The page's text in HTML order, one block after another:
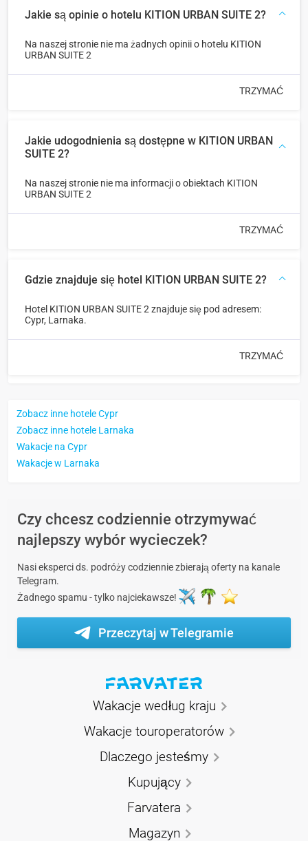
Jakie są opinie o hotelu KITION URBAN SUITE 2?
Na naszej stronie nie ma żadnych opinii o hotelu KITION
URBAN SUITE 2
TRZYMAĆ
Jakie udogodnienia są dostępne w KITION URBAN
SUITE 2?
Na naszej stronie nie ma informacji o obiektach KITION
URBAN SUITE 2
TRZYMAĆ
Gdzie znajduje się hotel KITION URBAN SUITE 2?
Hotel KITION URBAN SUITE 2 znajduje się pod adresem:
Cypr, Larnaka.
TRZYMAĆ
Zobacz inne hotele Cypr
Zobacz inne hotele Larnaka
Wakacje na Cypr
Wakacje w Larnaka
Czy chcesz codziennie otrzymywać
najlepszy wybór wycieczek?
Nasi eksperci ds. podróży codziennie zbierają oferty na kanale
Telegram.
Żadnego spamu - tylko najciekawsze!
Przeczytaj w Telegramie
Wakacje według kraju
Wakacje touroperatorów
Dlaczego jesteśmy
Kupujący
Farvatera
Magazyn